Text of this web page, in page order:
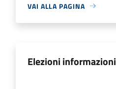
VAI ALLA PAGINA
Elezioni informazioni